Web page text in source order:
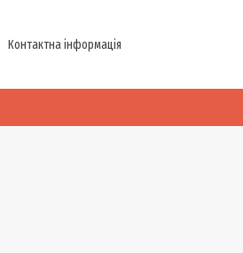
Контактна інформація